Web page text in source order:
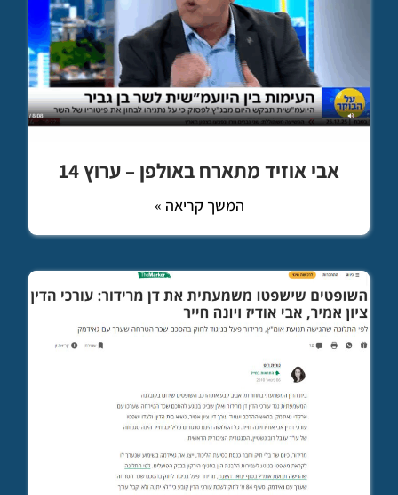
אבי אוזיד מתארח באולפן – ערוץ 14
המשך קריאה »